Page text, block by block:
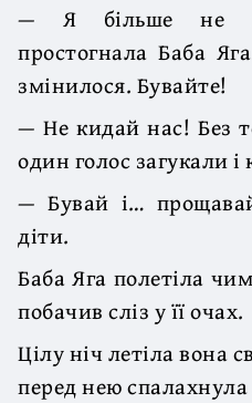
— Я більше не
простогнала Баба
змінилося. Бувайте!
— Не кидай нас! Без
один голос загукали і
— Бувай і…
діти.
Баба Яга полетіла
побачив сліз у її очах.
Цілу ніч летіла вона
перед нею спалахнула